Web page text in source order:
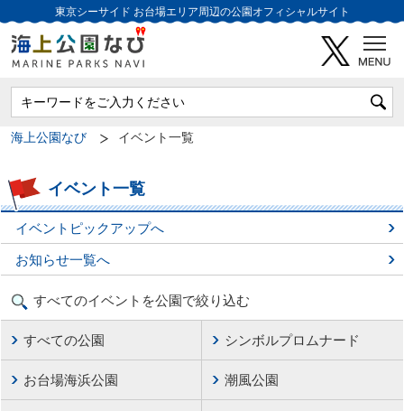
東京シーサイド お台場エリア周辺の公園オフィシャルサイト
海上公園なび イベント一覧
イベント一覧
イベントピックアップへ
お知らせ一覧へ
すべてのイベントを公園で絞り込む
すべての公園 シンボルプロムナード
お台場海浜公園 潮風公園